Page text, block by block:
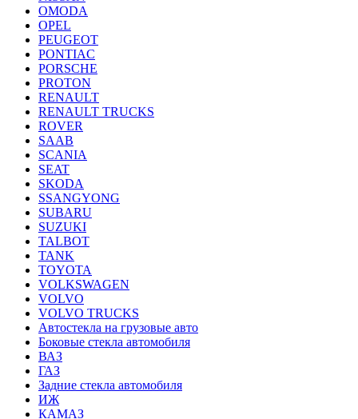
OMODA
OPEL
PEUGEOT
PONTIAC
PORSCHE
PROTON
RENAULT
RENAULT TRUCKS
ROVER
SAAB
SCANIA
SEAT
SKODA
SSANGYONG
SUBARU
SUZUKI
TALBOT
TANK
TOYOTA
VOLKSWAGEN
VOLVO
VOLVO TRUCKS
Автостекла на грузовые авто
Боковые стекла автомобиля
ВАЗ
ГАЗ
Задние стекла автомобиля
ИЖ
КАМАЗ